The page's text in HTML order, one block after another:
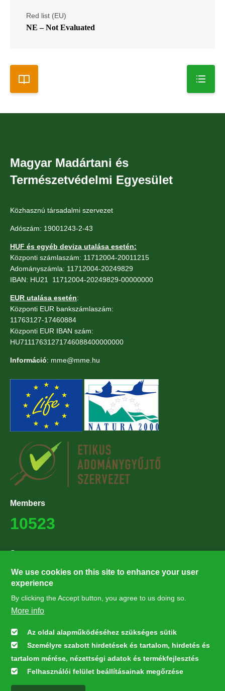
Red list (EU)
NE – Not Evaluated
Magyar Madártani és
Természetvédelmi Egyesület
Közhasznú társadalmi szervezet
Adószám: 19001243-2-43
HUF és egyéb deviza utalása esetén:
Központi számlaszám: 11712004-20011215
Adományszámla: 11712004-20249829
IBAN: HU21 11712004-20249829-00000000
EUR utalása esetén:
Központi EUR bankszámlaszám:
11763127-17460884
Központi EUR IBAN szám:
HU71117631271746088400000000
Információ: mme@mme.hu
Members
10523
Supporters
27224
Hírlevél feliratkozás
Feliratkozás
We use cookies on this site to enhance your user
experience
By clicking the Accept button, you agree to us doing so.
More info
Az oldal alapműködéséhez szükséges sütik
Személyre szabott hirdetések és tartalom, hirdetés és
tartalom mérése, nézettségi adatok és termékfejlesztés
Felhasználói felület beállításainak megőrzése